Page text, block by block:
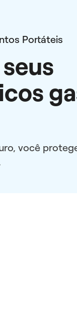
Portáteis
você